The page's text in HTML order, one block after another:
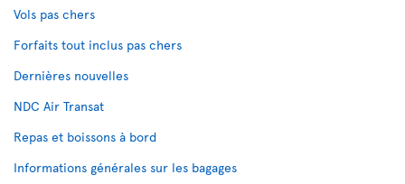
Vols pas chers
Forfaits tout inclus pas chers
Dernières nouvelles
NDC Air Transat
Repas et boissons à bord
Informations générales sur les bagages